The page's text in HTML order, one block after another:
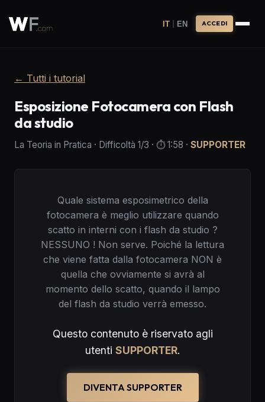
IT | EN ACCEDI
← Tutti i tutorial
Esposizione Fotocamera con Flash
da studio
La Teoria in Pratica · Difficoltà 1/3 · ⏱️1:58 · SUPPORTER
Quale sistema esposimetrico della
fotocamera è meglio utilizzare quando
scatto in interni con i flash da studio ?
NESSUNO ! Non serve. Poiché la lettura
che viene fatta dalla fotocamera NON è
quella che ovviamente si avrà al
momento dello scatto, quando il lampo
del flash da studio verrà emesso.
Questo contenuto è riservato agli
utenti SUPPORTER.
DIVENTA SUPPORTER